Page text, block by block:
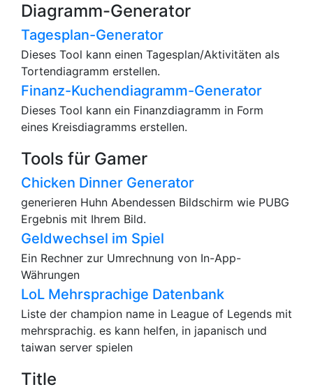
Diagramm-Generator
Tagesplan-Generator
Dieses Tool kann einen Tagesplan/Aktivitäten als
Tortendiagramm erstellen.
Finanz-Kuchendiagramm-Generator
Dieses Tool kann ein Finanzdiagramm in Form
eines Kreisdiagramms erstellen.
Tools für Gamer
Chicken Dinner Generator
generieren Huhn Abendessen Bildschirm wie PUBG
Ergebnis mit Ihrem Bild.
Geldwechsel im Spiel
Ein Rechner zur Umrechnung von In-App-
Währungen
LoL Mehrsprachige Datenbank
Liste der champion name in League of Legends mit
mehrsprachig. es kann helfen, in japanisch und
taiwan server spielen
Title